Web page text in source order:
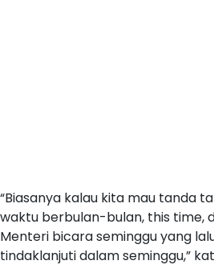
“Biasanya kalau kita mau tanda
waktu berbulan-bulan, this time,
Menteri bicara seminggu yang
tindaklanjuti dalam seminggu,”